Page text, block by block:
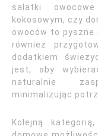
sałatki
kokosowym, czy
owoców to pyszne
również
dodatkiem
jest, aby
naturalnie
minimalizując
Kolejną